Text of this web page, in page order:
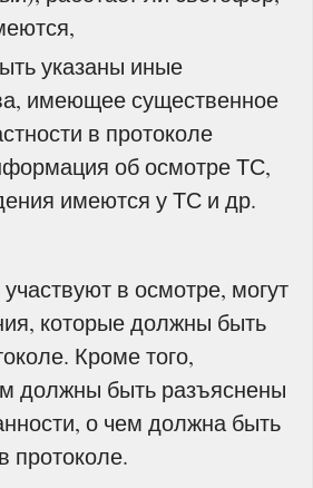
указаны иные
имеющее существенное
в протоколе
об осмотре ТС,
имеются у ТС и др.
в осмотре, могут
которые должны быть
Кроме того,
должны быть разъяснены
о чем должна быть
протоколе.